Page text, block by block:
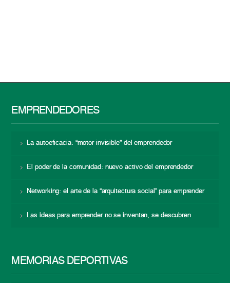
EMPRENDEDORES
La autoeficacia: “motor invisible” del emprendedor
El poder de la comunidad: nuevo activo del emprendedor
Networking: el arte de la “arquitectura social” para emprender
Las ideas para emprender no se inventan, se descubren
MEMORIAS DEPORTIVAS